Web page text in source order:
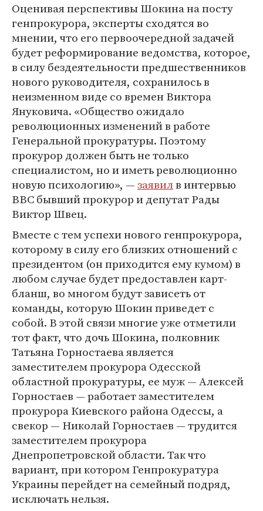
Оценивая перспективы Шокина на посту
генпрокурора, эксперты сходятся во
мнении, что его первоочередной задачей
будет реформирование ведомства, которое,
в силу бездеятельности предшественников
нового руководителя, сохранилось в
неизменном виде со времен Виктора
Януковича. «Общество ожидало
революционных изменений в работе
Генеральной прокуратуры. Поэтому
прокурор должен быть не только
специалистом, но и иметь революционно
новую психологию», —заявилв интервью
BBC бывший прокурор и депутат Рады
Виктор Швец.
Вместе с тем успехи нового генпрокурора,
которому в силу его близких отношений с
президентом (он приходится ему кумом) в
любом случае будет предоставлен карт-
бланш, во многом будут зависеть от
команды, которую Шокин приведет с
собой. В этой связи многие уже отметили
тот факт, что дочь Шокина, полковник
Татьяна Горностаева является
заместителем прокурора Одесской
областной прокуратуры, ее муж — Алексей
Горностаев — работает заместителем
прокурора Киевского района Одессы, а
свекор — Николай Горностаев — трудится
заместителем прокурора
Днепропетровской области. Так что
вариант, при котором Генпрокуратура
Украины перейдет на семейный подряд,
исключать нельзя.